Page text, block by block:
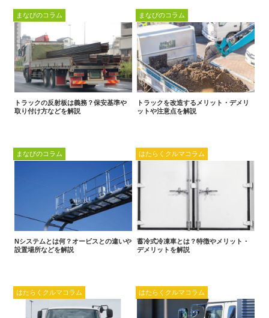
まなびのコラム
トラックの反射板は義務？保安基準や
取り付け方などを解説
まなびのコラム
トラックを改造するメリット・デメリ
ットや注意点を解説
まなびのコラム
Nシステムとは何？オービスとの違いや
設置場所などを解説
はたらくクルマコラム
蓄冷式冷凍車とは？特徴やメリット・
デメリットを解説
はたらくクルマコラム はたらくクルマコラム